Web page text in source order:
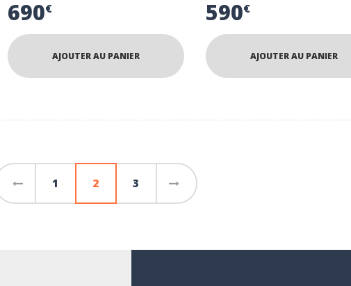
690€
AJOUTER AU PANIER
590€
AJOUTER AU PANIER
← 1 2 3